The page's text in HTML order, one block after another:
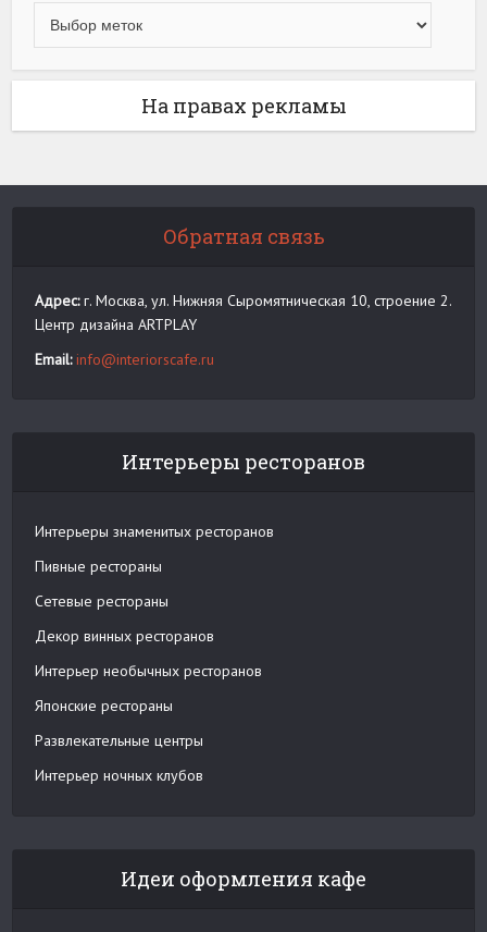
На правах рекламы
Обратная связь
Адрес:г. Москва, ул. Нижняя Сыромятническая 10, строение 2.
Центр дизайна ARTPLAY
Email: info@interiorscafe.ru
Интерьеры ресторанов
Интерьеры знаменитых ресторанов
Пивные рестораны
Сетевые рестораны
Декор винных ресторанов
Интерьер необычных ресторанов
Японские рестораны
Развлекательные центры
Интерьер ночных клубов
Идеи оформления кафе